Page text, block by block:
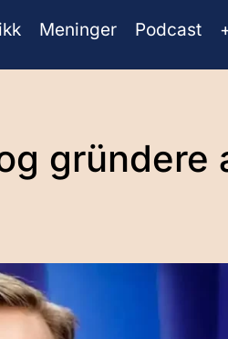
Meninger Podcast
gründere